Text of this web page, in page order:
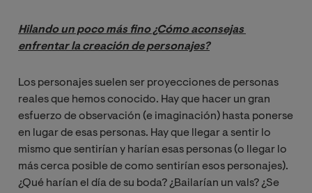
Hilando un poco más fino ¿Cómo aconsejas
enfrentar la creación de personajes?
Los personajes suelen ser proyecciones de personas
reales que hemos conocido. Hay que hacer un gran
esfuerzo de observación (e imaginación) hasta ponerse
en lugar de esas personas. Hay que llegar a sentir lo
mismo que sentirían y harían esas personas (o llegar lo
más cerca posible de como sentirían esos personajes).
¿Qué harían el día de su boda? ¿Bailarían un vals? ¿Se